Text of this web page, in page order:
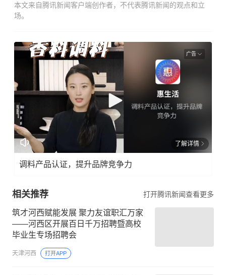
本文来自腾讯新闻客户端创作者，不代表腾讯新闻的观点和立
场。
广告
了解详情
调料产品认证，提升品牌竞争力
相关推荐 打开腾讯新闻查看更多
筑才河西赋能发展 聚力友谊职汇万家
——河西区开展百日千万招聘暨高校
毕业生专场招聘会
天津河西 打开APP